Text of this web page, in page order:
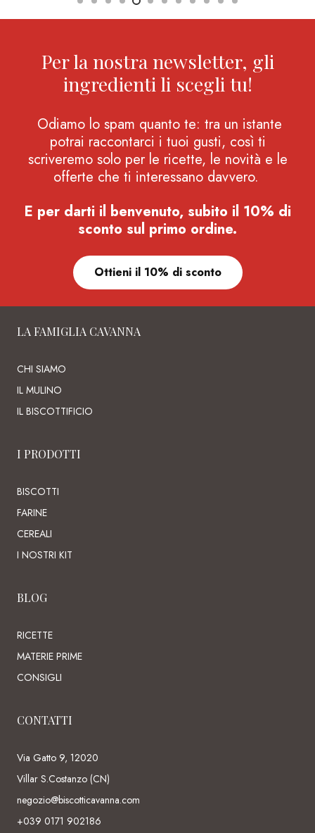
Per la nostra newsletter, gli
ingredienti li scegli tu!
Odiamo lo spam quanto te: tra un istante
potrai raccontarci i tuoi gusti, così ti
scriveremo solo per le ricette, le novità e le
offerte che ti interessano davvero.
E per darti il benvenuto, subito il 10% di
sconto sul primo ordine.
Ottieni il 10% di sconto
LA FAMIGLIA CAVANNA
CHI SIAMO
IL MULINO
IL BISCOTTIFICIO
I PRODOTTI
BISCOTTI
FARINE
CEREALI
I NOSTRI KIT
BLOG
RICETTE
MATERIE PRIME
CONSIGLI
CONTATTI
Via Gatto 9, 12020
Villar S.Costanzo (CN)
negozio@biscotticavanna.com
+039 0171 902186